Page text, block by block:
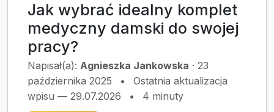
Jak wybrać idealny komplet
medyczny damski do swojej
pracy?
Napisał(a): Agnieszka Jankowska · 23
października 2025
•
Ostatnia aktualizacja
wpisu — 29.07.2026
• 4 minuty